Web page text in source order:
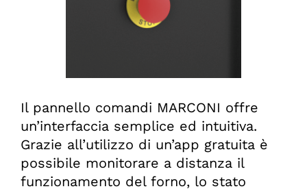
Il pannello comandi MARCONI offre
un’interfaccia semplice ed intuitiva.
Grazie all’utilizzo di un’app gratuita è
possibile monitorare a distanza il
funzionamento del forno, lo stato